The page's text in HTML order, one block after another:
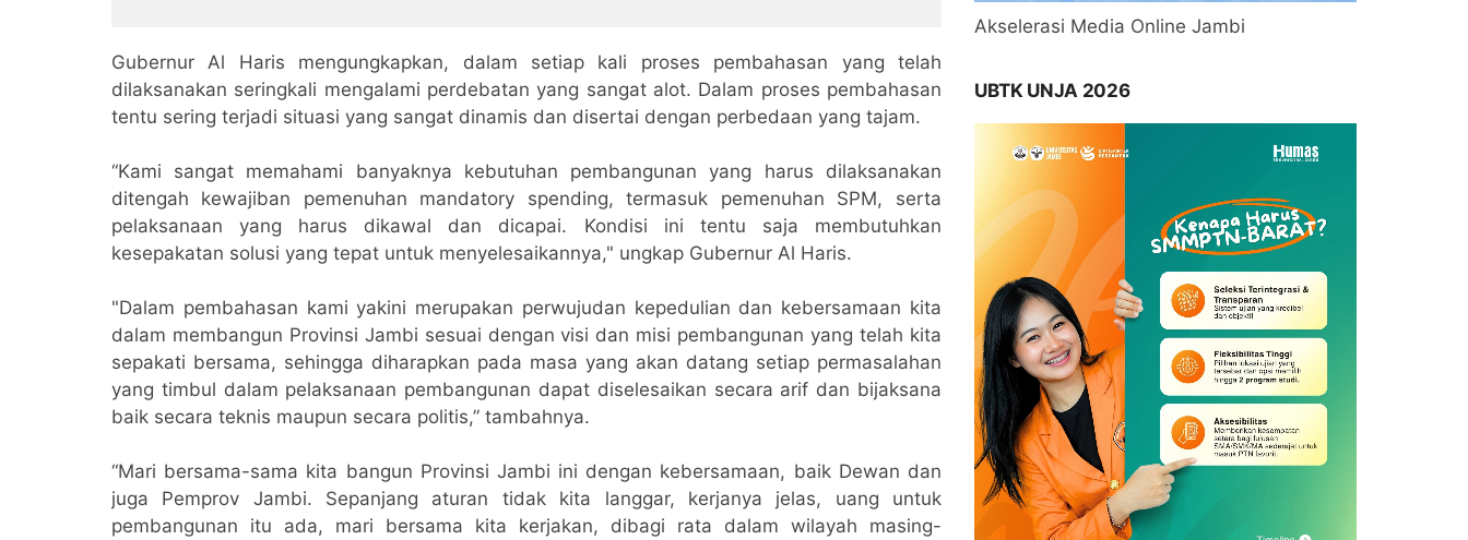
Utuh
Gubernur Al Haris mengungkapkan, dalam setiap kali proses pembahasan yang telah
dilaksanakan seringkali mengalami perdebatan yang sangat alot. Dalam proses pembahasan
tentu sering terjadi situasi yang sangat dinamis dan disertai dengan perbedaan yang tajam.
“Kami sangat memahami banyaknya kebutuhan pembangunan yang harus dilaksanakan
ditengah kewajiban pemenuhan mandatory spending, termasuk pemenuhan SPM, serta
pelaksanaan yang harus dikawal dan dicapai. Kondisi ini tentu saja membutuhkan
kesepakatan solusi yang tepat untuk menyelesaikannya," ungkap Gubernur Al Haris.
"Dalam pembahasan kami yakini merupakan perwujudan kepedulian dan kebersamaan kita
dalam membangun Provinsi Jambi sesuai dengan visi dan misi pembangunan yang telah kita
sepakati bersama, sehingga diharapkan pada masa yang akan datang setiap permasalahan
yang timbul dalam pelaksanaan pembangunan dapat diselesaikan secara arif dan bijaksana
baik secara teknis maupun secara politis,” tambahnya.
“Mari bersama-sama kita bangun Provinsi Jambi ini dengan kebersamaan, baik Dewan dan
juga Pemprov Jambi. Sepanjang aturan tidak kita langgar, kerjanya jelas, uang untuk
pembangunan itu ada, mari bersama kita kerjakan, dibagi rata dalam wilayah masing-
Akselerasi Media Online Jambi
UBTK UNJA 2026